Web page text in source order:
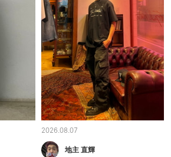
2026.08.07
地主 直輝